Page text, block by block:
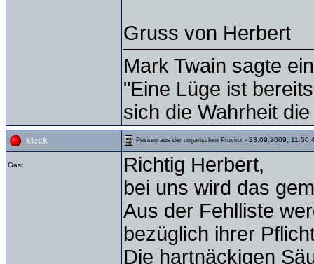
Gruss von Herbert
Mark Twain sagte
"Eine Lüge ist
sich die Wahrheit
kleck Possen aus der ungarischen Provinz - 23.09.2009,
Gast
Richtig Herbert,
bei uns wird das
Aus der Fehlliste
bezüglich ihrer
Die hartnäckigen